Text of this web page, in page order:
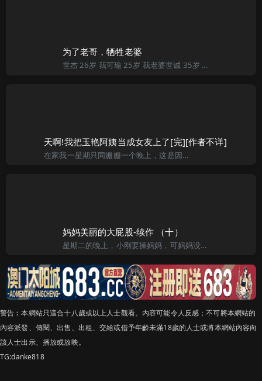
为了老哥，牺牲老婆
世杰 26岁 我可瑜 25岁 我老婆世诚 35岁 我大哥第一部 妻子的付出我是一名普通的上班族，赚的不多，但为了家、为了妻子、孩子我可谓拼尽全力，加班是常有事，最近我已经有几个晚上只睡3-4个小时了，
天啊!我把玉艳阿姨当成女友上了[完][作者不详]
在家我一星期只同姗姗一个晚上，这是因为媚姨考虑到主要姗姗学业为重，但又怕她青春成熟后如没有一个关心她的男朋友会像其她那些艺术学院的女孩一样误入歧途。虽然如此，但其它时间里，姗姗常来到我的单身宿舍里过夜
妈妈美丽的大屁股-续作 （十）
星期二的晚上，小刚要操妈妈，可妈妈没有答应，小刚不死心，竟然让妈妈用嘴帮他弄出来。 ［好老婆，你就用嘴来一下吗，你看你的下面，包括脚都让我舔了，满足老公一次吧。］［可人家从来没有弄过啊，我试试吧。哎
警告︰本網站只這合十八歲或以上人士觀看。內容可能令人反感；不可將本網站的
內容派發、傳閱、出售、出租、交給或借予年齡未滿18歲的人士或將本網站內容向
該人士出示、播放或放映。
TG:danke818